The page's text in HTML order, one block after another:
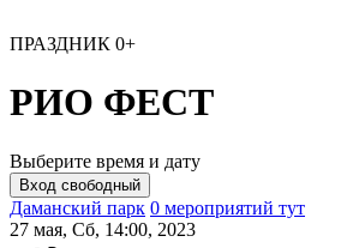
ПРАЗДНИК 0+
РИО ФЕСТ
Выберите время и дату
Даманский парк 0 мероприятий тут
27 мая, Сб, 14:00, 2023